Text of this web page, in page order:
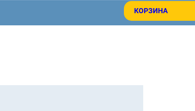
КОРЗИНА